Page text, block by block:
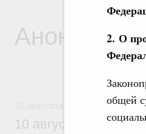
2. О
общей
Анонсы
10 августа в